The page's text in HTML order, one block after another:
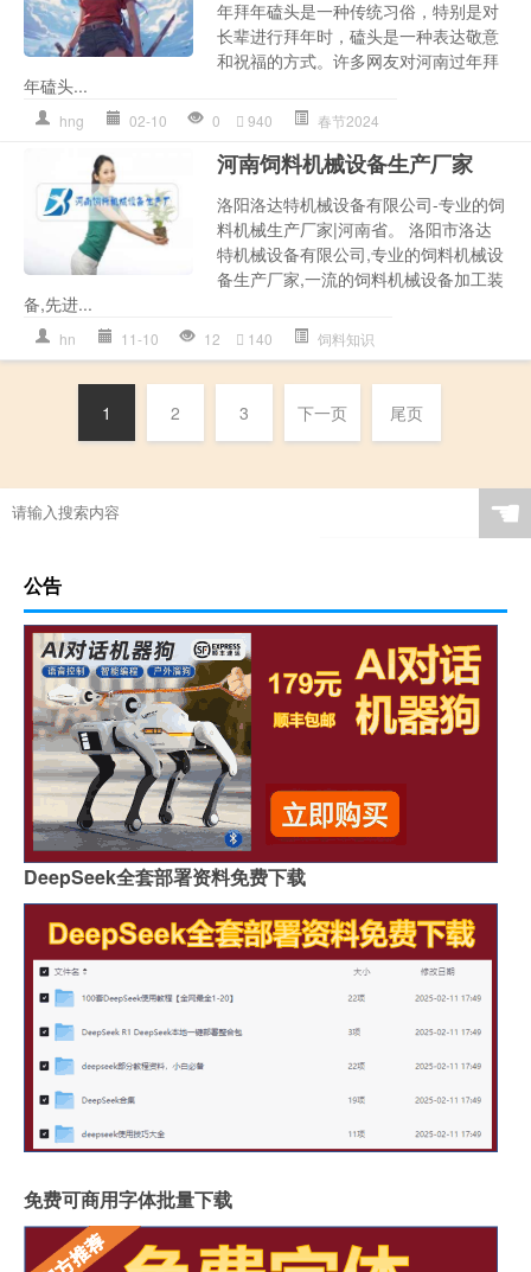
年拜年磕头是一种传统习俗，特别是对
长辈进行拜年时，磕头是一种表达敬意
和祝福的方式。许多网友对河南过年拜
年磕头...
hng 02-10 0 940 春节2024
河南饲料机械设备生产厂家
洛阳洛达特机械设备有限公司-专业的饲
料机械生产厂家|河南省。 洛阳市洛达
特机械设备有限公司,专业的饲料机械设
备生产厂家,一流的饲料机械设备加工装
备,先进...
hn 11-10 12 140 饲料知识
1 2 3 下一页 尾页
☚
公告
DeepSeek全套部署资料免费下载
免费可商用字体批量下载